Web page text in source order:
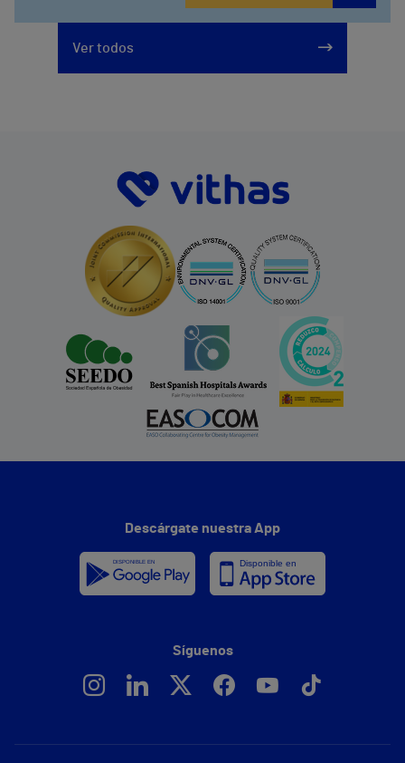
Ver todos
Descárgate nuestra App
Síguenos